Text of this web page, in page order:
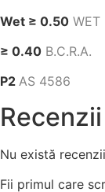
Wet ≥ 0.50 WET
≥ 0.40 B.C.R.A.
P2 AS 4586
Recenzii
Nu există
Fii primul care